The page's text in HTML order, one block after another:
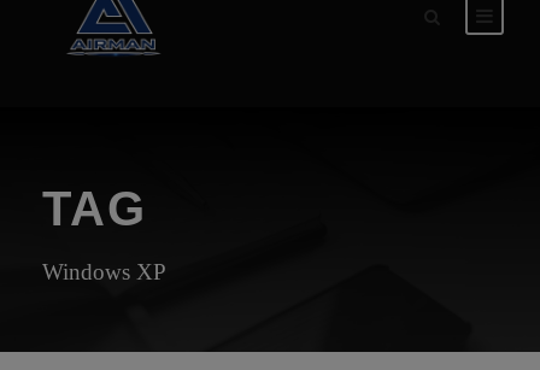
TAG
Windows XP